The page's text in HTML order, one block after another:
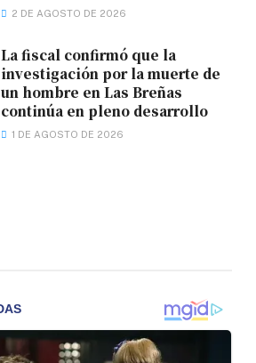
2 DE AGOSTO DE 2026
La fiscal confirmó que la
investigación por la muerte de
un hombre en Las Breñas
continúa en pleno desarrollo
1 DE AGOSTO DE 2026